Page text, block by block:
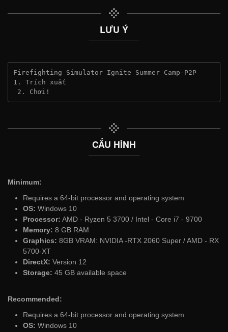
LƯU Ý
Firefighting Simulator Ignite Summer Camp-P2P
1. Trích xuất
2. Chơi!
CẤU HÌNH
Minimum:
Requires a 64-bit processor and operating system
OS: Windows 10
Processor: AMD - Ryzen 5 3700 / Intel - Core i7 - 9700
Memory: 8 GB RAM
Graphics: 8GB VRAM: NVIDIA -RTX 2060 Super / AMD - RX
5700-XT
DirectX: Version 12
Storage: 45 GB available space
Recommended:
Requires a 64-bit processor and operating system
OS: Windows 10